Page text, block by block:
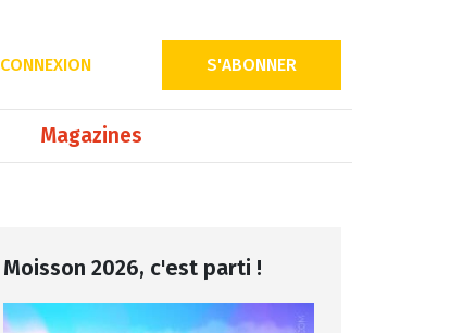
CONNEXION S'ABONNER
Magazines
Moisson 2026, c'est parti !